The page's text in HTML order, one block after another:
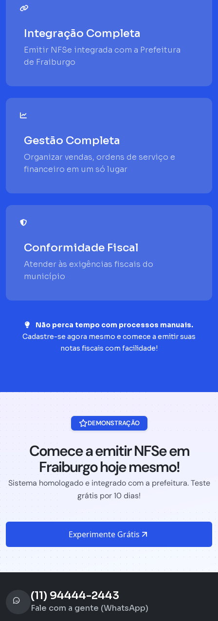
Integração Completa
Emitir NFSe integrada com a Prefeitura
de Fraiburgo
Gestão Completa
Organizar vendas, ordens de serviço e
financeiro em um só lugar
Conformidade Fiscal
Atender às exigências fiscais do
município
Não perca tempo com processos manuais.
Cadastre-se agora mesmo e comece a emitir suas
notas fiscais com facilidade!
DEMONSTRAÇÃO
Comece a emitir NFSe em
Fraiburgo hoje mesmo!
Sistema homologado e integrado com a prefeitura. Teste
grátis por 10 dias!
Experimente Grátis
(11) 94444-2443
Fale com a gente (WhatsApp)